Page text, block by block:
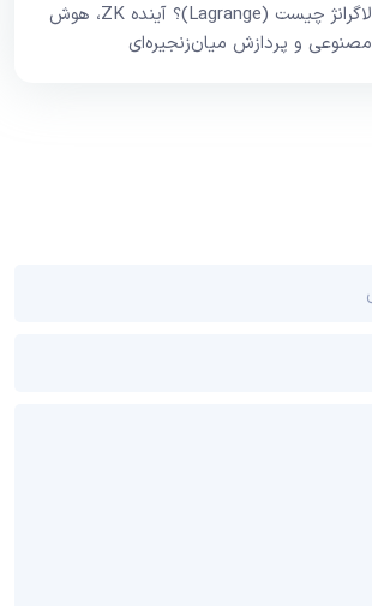
لاگرانژ چیست (Lagrange)؟ آینده ZK، هوش
مصنوعی و پردازش میان‌زنجیره‌ای